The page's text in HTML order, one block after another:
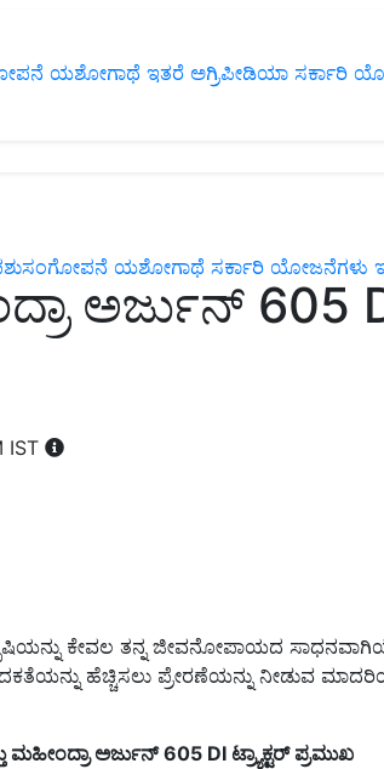
ಯಶೋಗಾಥೆ ಇತರೆ ಅಗ್ರಿಪೀಡಿಯಾ ಸರ್ಕಾರಿ
ಯಶೋಗಾಥೆ ಸರ್ಕಾರಿ ಯೋಜನೆಗಳು
ಅರ್ಜುನ್ 605
IST
ಕೇವಲ ತನ್ನ ಜೀವನೋಪಾಯದ
ಹೆಚ್ಚಿಸಲು ಪ್ರೇರಣೆಯನ್ನು ನೀಡುವ
ಮಹೀಂದ್ರಾ ಅರ್ಜುನ್ 605 DI ಟ್ರ್ಯಾಕ್ಟರ್ ಪ್ರಮುಖ